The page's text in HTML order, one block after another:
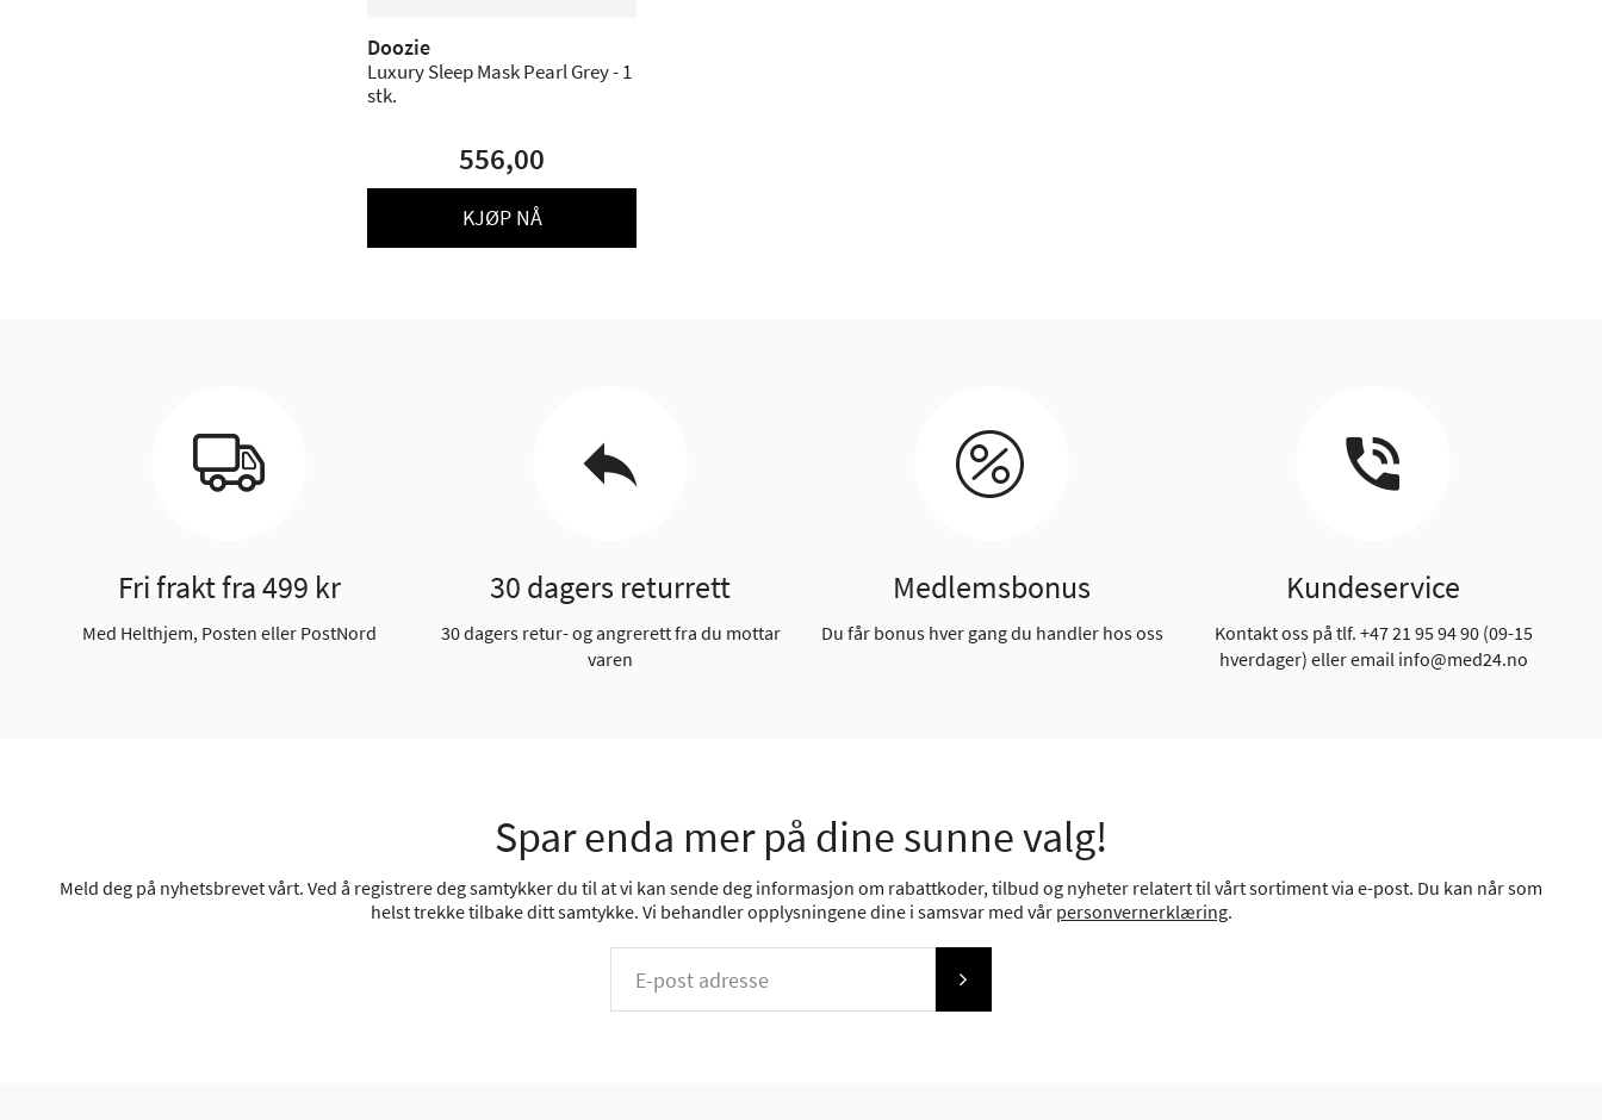
Doozie
Luxury Sleep Mask Pearl Grey - 1
stk.
556,00
KJØP NÅ
Fri frakt fra 499 kr
Med Helthjem, Posten eller PostNord
30 dagers returrett
30 dagers retur- og angrerett fra du mottar
varen
Medlemsbonus
Du får bonus hver gang du handler hos oss
Kundeservice
Kontakt oss på tlf. +47 21 95 94 90 (09-15
hverdager) eller email info@med24.no
Spar enda mer på dine sunne valg!
Meld deg på nyhetsbrevet vårt. Ved å registrere deg samtykker du til at vi kan sende deg informasjon om rabattkoder, tilbud og nyheter relatert til vårt sortiment via e-post. Du kan når som
helst trekke tilbake ditt samtykke. Vi behandler opplysningene dine i samsvar med vår personvernerklæring.